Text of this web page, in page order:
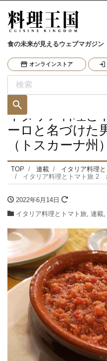
食の未来が見えるウェブマガジン
オンラインストア
イタリア料理と
ーロと名づけた
（トスカーナ州）
TOP 連載
イタリア料理
イタリア料理とトマト旅 2 ポモドー
2022年6月14日
イタリア料理とトマト旅, 連載,